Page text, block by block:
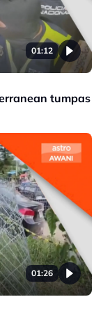
01:12
tumpas
01:26